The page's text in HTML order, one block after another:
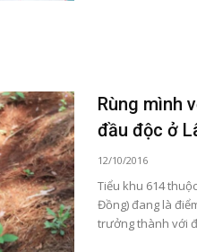
Rùng mình
đầu độc ở
12/10/2016
Tiểu khu 614
Đồng) đang là
trưởng thành với